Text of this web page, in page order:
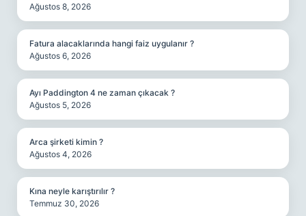
Ağustos 8, 2026
Fatura alacaklarında hangi faiz uygulanır ?
Ağustos 6, 2026
Ayı Paddington 4 ne zaman çıkacak ?
Ağustos 5, 2026
Arca şirketi kimin ?
Ağustos 4, 2026
Kına neyle karıştırılır ?
Temmuz 30, 2026